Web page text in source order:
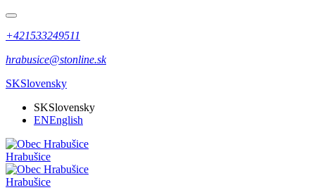
+421533249511
hrabusice@stonline.sk
SKSlovensky
SKSlovensky
ENEnglish
Hrabušice
Hrabušice